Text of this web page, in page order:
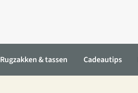
Rugzakken & tassen Cadeautips